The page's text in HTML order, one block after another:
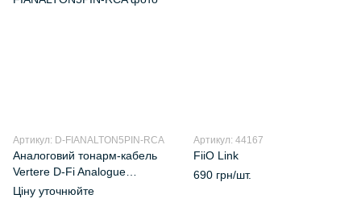
Артикул: D-FIANALTON5PIN-RCA
Аналоговий тонарм-кабель
Vertere D-Fi Analogue
Tonearm Cable 5Pin - RCA
Ціну уточнюйте
Артикул: 44167
FiiO Link
690 грн/шт.